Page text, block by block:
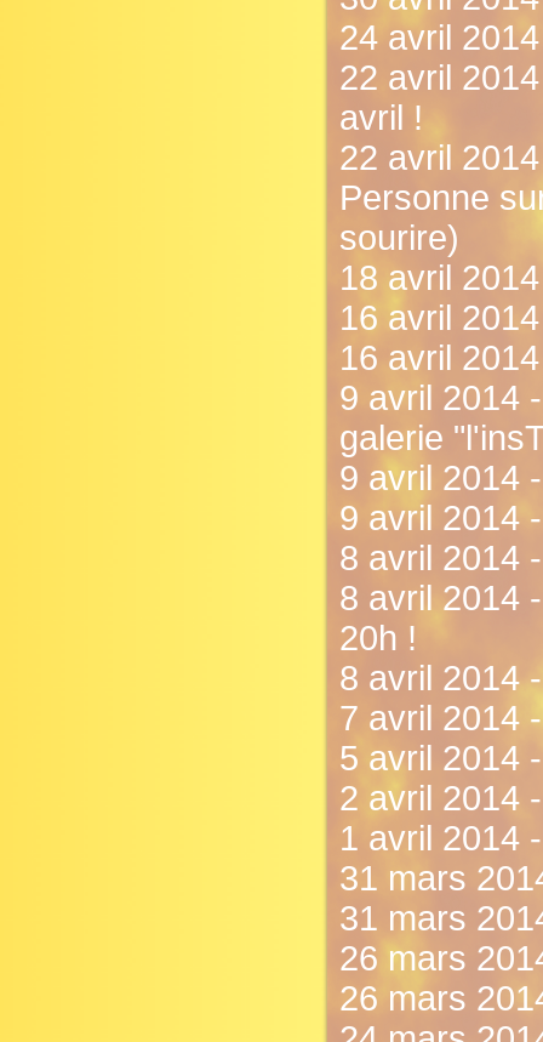
24 avril
22 avril
avril !
22 avril
Personne
sourire)
18 avril
16 avril
16 avril
9 avril 2014
galerie
9 avril 2014
9 avril 2014
8 avril 2014
8 avril 2014
20h !
8 avril 2014
7 avril 2014
5 avril 2014
2 avril 2014
1 avril 2014
31 mars
31 mars
26 mars
26 mars